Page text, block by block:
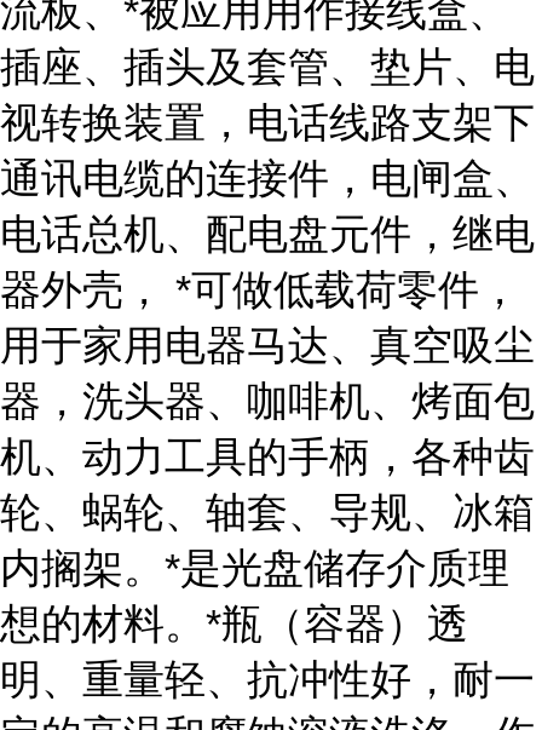
流板、*被应用用作接线盒、
插座、插头及套管、垫片、电
视转换装置，电话线路支架下
通讯电缆的连接件，电闸盒、
电话总机、配电盘元件，继电
器外壳， *可做低载荷零件，
用于家用电器马达、真空吸尘
器，洗头器、咖啡机、烤面包
机、动力工具的手柄，各种齿
轮、蜗轮、轴套、导规、冰箱
内搁架。*是光盘储存介质理
想的材料。*瓶（容器）透
明、重量轻、抗冲性好，耐一